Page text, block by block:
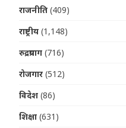
राजनीति (409)
राष्ट्रीय (1,148)
रुद्रप्रयाग (716)
रोजगार (512)
विदेश (86)
शिक्षा (631)